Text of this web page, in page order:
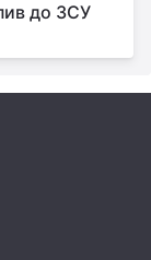
до ЗСУ